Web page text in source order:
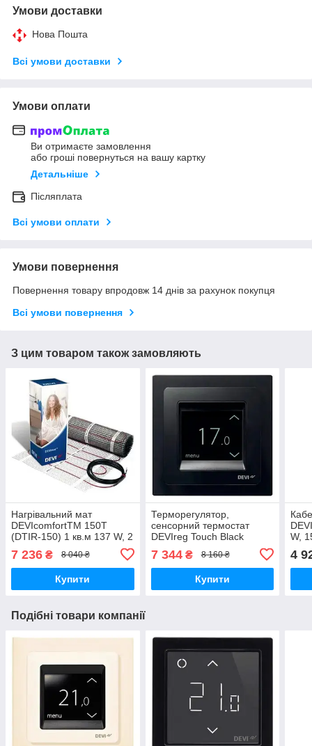
Умови доставки
Нова Пошта
Всі умови доставки
Умови оплати
Ви отримаєте замовлення
або гроші повернуться на вашу картку
Детальніше
Післяплата
Всі умови оплати
Умови повернення
Повернення товару впродовж 14 днів за рахунок покупця
Всі умови повернення
З цим товаром також замовляють
Нагрівальний мат
DEVIcomfortTM 150T
(DTIR-150) 1 кв.м 137 W, 2
7 236 ₴ 8 040 ₴
Купити
Терморегулятор,
сенсорний термостат
DEVIreg Touch Black
7 344₴ 8 160 ₴
Купити
W,
4
Подібні товари компанії